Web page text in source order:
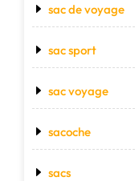
sac de voyage
sac sport
sac voyage
sacoche
sacs